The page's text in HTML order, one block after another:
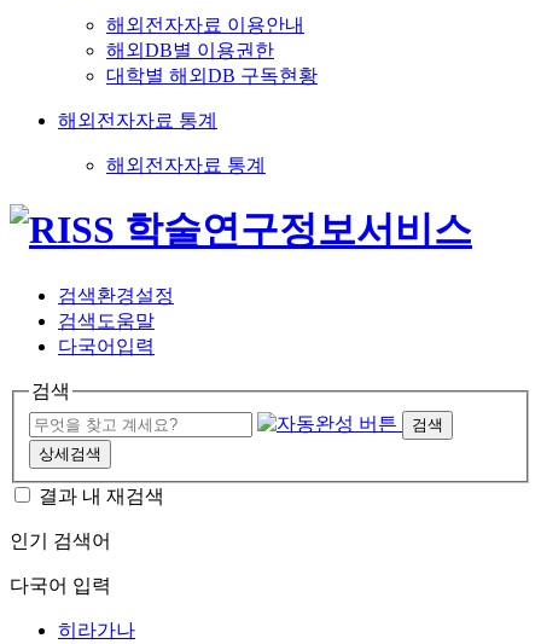
해외전자자료 이용안내
해외DB별 이용권한
대학별 해외DB 구독현황
해외전자자료 통계
해외전자자료 통계
검색환경설정
검색도움말
다국어입력
검색
검색
상세검색
결과 내 재검색
인기 검색어
다국어 입력
히라가나